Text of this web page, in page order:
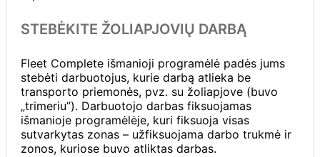
STEBĖKITE ŽOLIAPJOVIŲ DARBĄ
Fleet Complete išmanioji programėlė padės jums
stebėti darbuotojus, kurie darbą atlieka be
transporto priemonės, pvz. su žoliapjove (buvo
„trimeriu”). Darbuotojo darbas fiksuojamas
išmanioje programėlėje, kuri fiksuoja visas
sutvarkytas zonas – užfiksuojama darbo trukmė ir
zonos, kuriose buvo atliktas darbas.